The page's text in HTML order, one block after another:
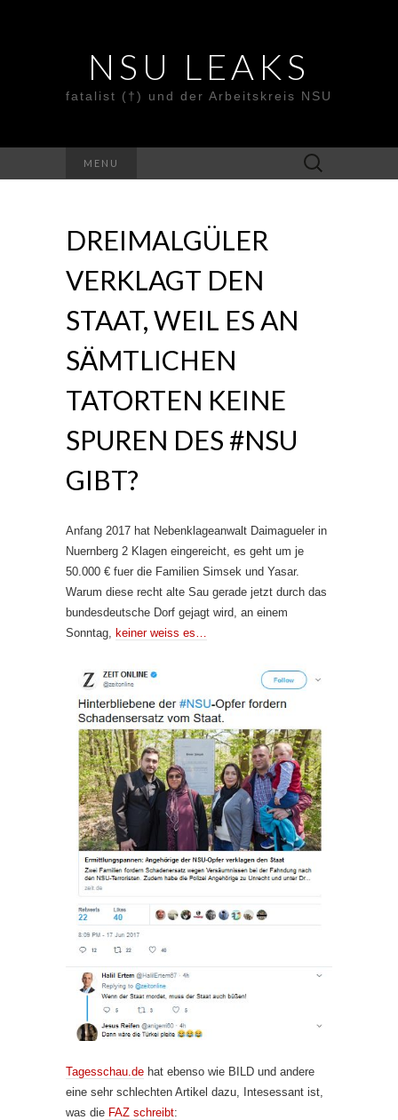
NSU LEAKS
fatalist (†) und der Arbeitskreis NSU
MENU
Suche
nach:
DREIMALGÜLER
VERKLAGT DEN
STAAT, WEIL ES AN
SÄMTLICHEN
TATORTEN KEINE
SPUREN DES #NSU
GIBT?
Anfang 2017 hat Nebenklageanwalt Daimagueler in
Nuernberg 2 Klagen eingereicht, es geht um je
50.000 € fuer die Familien Simsek und Yasar.
Warum diese recht alte Sau gerade jetzt durch das
bundesdeutsche Dorf gejagt wird, an einem
Sonntag, keiner weiss es…
Tagesschau.de hat ebenso wie BILD und andere
eine sehr schlechten Artikel dazu, Intesessant ist,
was die FAZ schreibt: